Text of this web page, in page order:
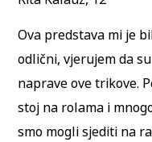
Ova predstava mi je
odlični, vjerujem da
naprave ove trikove.
stoj na rolama i
smo mogli sjediti na